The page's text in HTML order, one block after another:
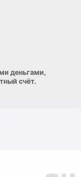
деньгами,
счёт.